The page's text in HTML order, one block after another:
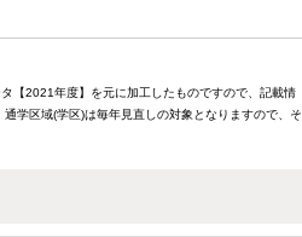
【2021年度】を元に加工したものですので、記載情
学区域(学区)は毎年見直しの対象となりますので、そ